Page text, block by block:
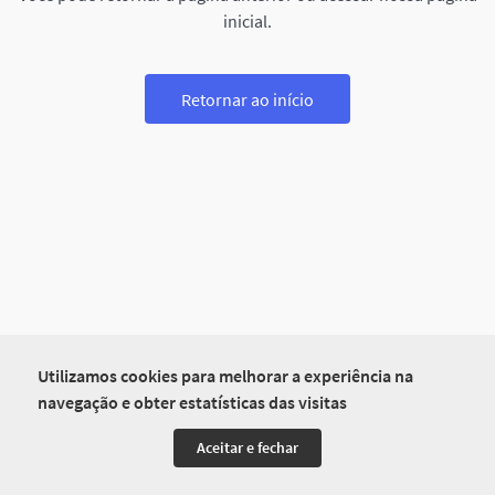
Utilizamos cookies para melhorar a experiência na
navegação e obter estatísticas das visitas
Aceitar e fechar
inicial.
Retornar ao início